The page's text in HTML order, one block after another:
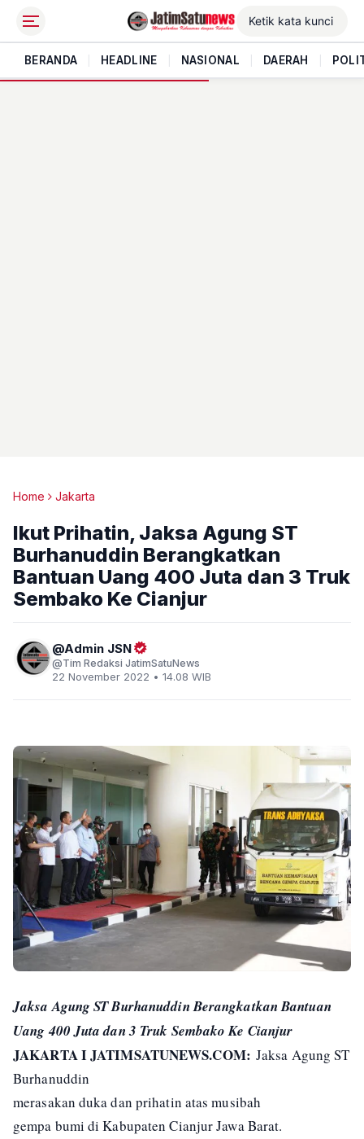
BERANDA HEADLINE NASIONAL DAERAH
Home Jakarta
Ikut Prihatin, Jaksa Agung ST
Burhanuddin Berangkatkan
Bantuan Uang 400 Juta dan 3 Truk
Sembako Ke Cianjur
Admin JSN
Tim Redaksi JatimSatuNews
22 November 2022 • 14.08 WIB
Jaksa Agung ST Burhanuddin Berangkatkan Bantuan
Uang 400 Juta dan 3 Truk Sembako Ke Cianjur
JAKARTA I JATIMSATUNEWS.COM: Jaksa Agung ST
Burhanuddin
merasakan duka dan prihatin atas musibah
gempa bumi di Kabupaten Cianjur Jawa Barat.